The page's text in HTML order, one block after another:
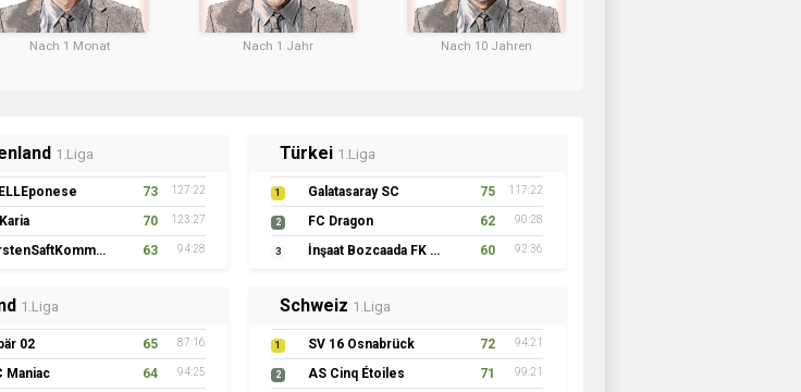
Nach 1 Monat Nach 1 Jahr Nach 10 Jahren
1.Liga
73 127:22
70 123:27
>GerstenSaftKommando 63 94:28
Türkei 1.Liga
1 Galatasaray SC 75 117:22
2 FC Dragon 62 90:28
3 İnşaat Bozcaada FK 1957 60 92:36
1.Liga
02 65 87:16
Maniac 64 94:25
Schweiz 1.Liga
1 SV 16 Osnabrück 72 94:21
2 AS Cinq Étoiles 71 99:21